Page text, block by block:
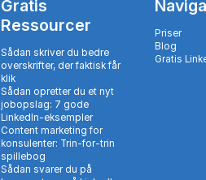
Gratis
Ressourcer
Sådan skriver du bedre
overskrifter, der faktisk får
klik
Sådan opretter du et nyt
jobopslag: 7 gode
LinkedIn-eksempler
Content marketing for
konsulenter: Trin-for-trin
spillebog
Sådan svarer du på
Priser
Blog
Gratis